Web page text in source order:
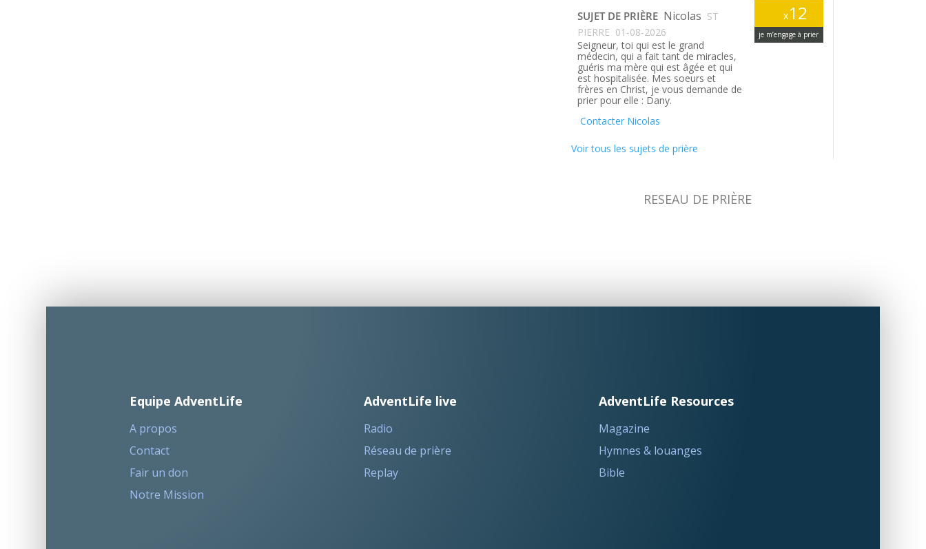
x12
je m’engage à prier
SUJET DE PRIÈRE Nicolas ST
PIERRE 01-08-2026
Seigneur, toi qui est le grand
médecin, qui a fait tant de miracles,
guéris ma mère qui est âgée et qui
est hospitalisée. Mes soeurs et
frères en Christ, je vous demande de
prier pour elle : Dany.
Contacter Nicolas
Voir tous les sujets de prière
RESEAU DE PRIÈRE
Equipe AdventLife
A propos
Contact
Fair un don
Notre Mission
AdventLife live
Radio
Réseau de prière
Replay
AdventLife Resources
Magazine
Hymnes & louanges
Bible